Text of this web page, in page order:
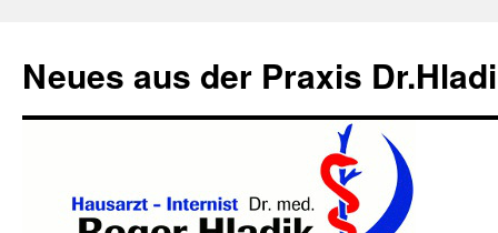
Neues aus der Praxis